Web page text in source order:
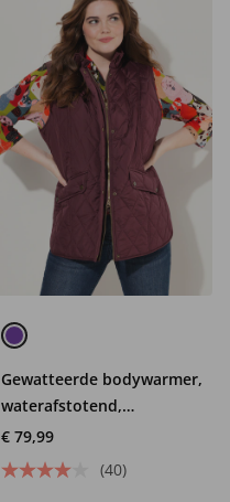
Gewatteerde bodywarmer,
waterafstotend,
fazantenvoering,
mouwloos
€ 79,99
(40)